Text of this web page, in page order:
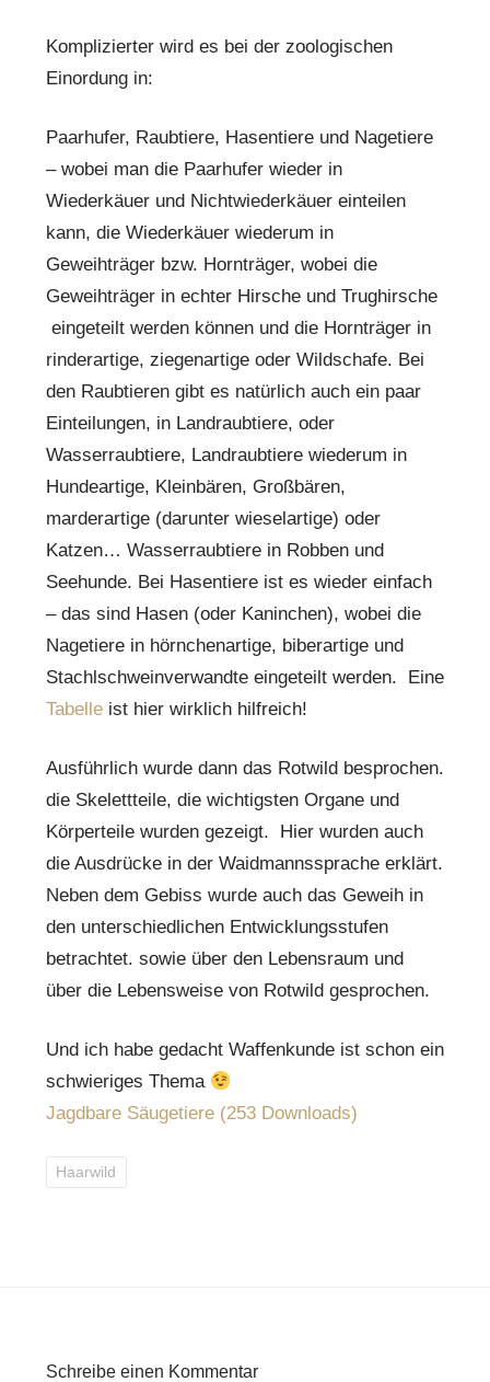
Komplizierter wird es bei der zoologischen
Einordung in:
Paarhufer, Raubtiere, Hasentiere und Nagetiere
– wobei man die Paarhufer wieder in
Wiederkäuer und Nichtwiederkäuer einteilen
kann, die Wiederkäuer wiederum in
Geweihträger bzw. Hornträger, wobei die
Geweihträger in echter Hirsche und Trughirsche
eingeteilt werden können und die Hornträger in
rinderartige, ziegenartige oder Wildschafe. Bei
den Raubtieren gibt es natürlich auch ein paar
Einteilungen, in Landraubtiere, oder
Wasserraubtiere, Landraubtiere wiederum in
Hundeartige, Kleinbären, Großbären,
marderartige (darunter wieselartige) oder
Katzen… Wasserraubtiere in Robben und
Seehunde. Bei Hasentiere ist es wieder einfach
– das sind Hasen (oder Kaninchen), wobei die
Nagetiere in hörnchenartige, biberartige und
Stachlschweinverwandte eingeteilt werden. Eine
Tabelle ist hier wirklich hilfreich!
Ausführlich wurde dann das Rotwild besprochen.
die Skelettteile, die wichtigsten Organe und
Körperteile wurden gezeigt. Hier wurden auch
die Ausdrücke in der Waidmannssprache erklärt.
Neben dem Gebiss wurde auch das Geweih in
den unterschiedlichen Entwicklungsstufen
betrachtet. sowie über den Lebensraum und
über die Lebensweise von Rotwild gesprochen.
Und ich habe gedacht Waffenkunde ist schon ein
schwieriges Thema
Jagdbare Säugetiere (253 Downloads)
Haarwild
Schreibe einen Kommentar